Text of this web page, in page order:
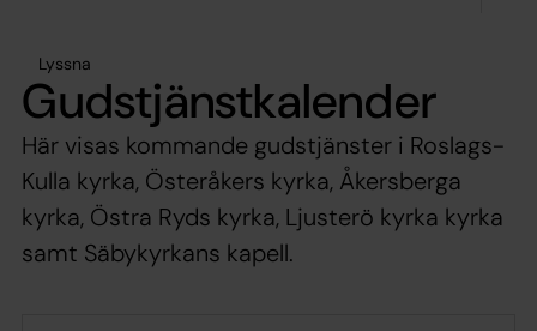
Lyssna
Gudstjänstkalender
Här visas kommande gudstjänster i Roslags-
Kulla kyrka, Österåkers kyrka, Åkersberga
kyrka, Östra Ryds kyrka, Ljusterö kyrka kyrka
samt Säbykyrkans kapell.